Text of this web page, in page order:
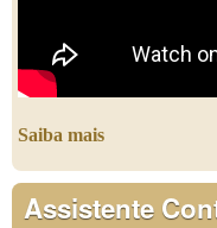
Saiba mais
Assistente